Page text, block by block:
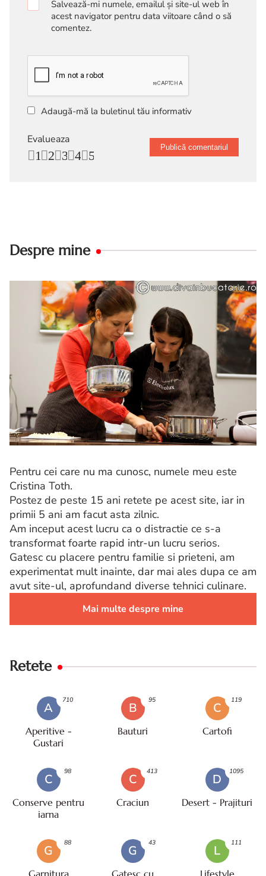
Salvează-mi numele, emailul și site-ul web în
acest navigator pentru data viitoare când o să
comentez.
Adaugă-mă la buletinul tău informativ
Evalueaza
5
4
3
2
1
Despre mine
Pentru cei care nu ma cunosc, numele meu este
Cristina Toth.
Postez de peste 15 ani retete pe acest site, iar in
primii 5 ani am facut asta zilnic.
Am inceput acest lucru ca o distractie ce s-a
transformat foarte rapid intr-un lucru serios.
Gatesc cu placere pentru familie si prieteni, am
experimentat mult inainte, dar mai ales dupa ce am
avut site-ul, aprofundand diverse tehnici culinare.
Mai multe despre mine
Retete
A
Aperitive -
Gustari
710
B
Bauturi
95
C
Cartofi
119
C
Conserve pentru
iarna
98
C
Craciun
413
D
Desert - Prajituri
1095
G
88
G
43
L
111